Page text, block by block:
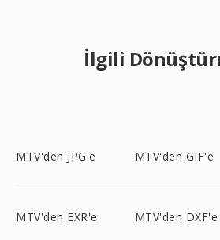
İlgili
MTV'den JPG'e MTV'den GIF'e
MTV'den EXR'e MTV'den DXF'e